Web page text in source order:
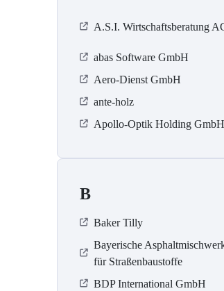
A.S.I. Wirtschaftsberatung
abas Software GmbH
Aero-Dienst GmbH
ante-holz
Apollo-Optik Holding
B
Baker Tilly
Bayerische
für Straßenbaustoffe
BDP International GmbH